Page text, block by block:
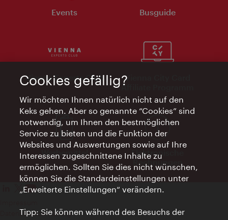
Events Busguide
Vienna Experts Club
Vienna City Card
Affiliate Programm
Werbemittel
Elektronische
Rechnungen
Datenschutzerklärung
Cookies gefällig?
Wir möchten Ihnen natürlich nicht auf den
Keks gehen. Aber so genannte “Cookies” sind
notwendig, um Ihnen den bestmöglichen
Service zu bieten und die Funktion der
Websites und Auswertungen sowie auf Ihre
Interessen zugeschnittene Inhalte zu
ermöglichen. Sollten Sie dies nicht wünschen,
können Sie die Standardeinstellungen unter
„Erweiterte Einstellungen“ verändern.
Tipp: Sie können während des Besuchs der